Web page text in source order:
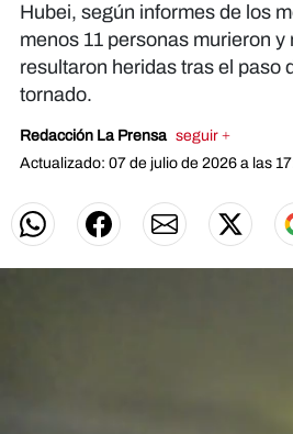
Hubei, según informes de los
menos 11 personas murieron y
resultaron heridas tras el paso
tornado.
Redacción La Prensa seguir +
Actualizado: 07 de julio de 2026 a las